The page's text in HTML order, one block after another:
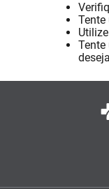
Vitamina D
Lavitan